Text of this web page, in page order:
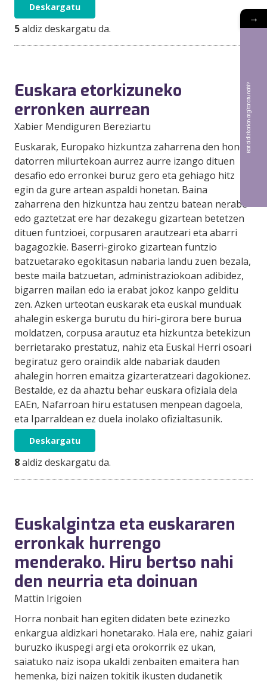
Deskargatu
5aldiz deskargatu da.
Euskara etorkizuneko
erronken aurrean
Xabier Mendiguren Bereziartu
Euskarak, Europako hizkuntza zaharrena den honek,
datorren milurtekoan aurrez aurre izango dituen
desafio edo erronkei buruz gero eta gehiago hitz
egin da gure artean aspaldi honetan. Baina
zaharrena den hizkuntza hau zentzu batean nerabe
edo gaztetzat ere har dezakegu gizartean betetzen
dituen funtzioei, corpusaren arautzeari eta abarri
bagagozkie. Baserri-giroko gizartean funtzio
batzuetarako egokitasun nabaria landu zuen bezala,
beste maila batzuetan, administraziokoan adibidez,
bigarren mailan edo ia erabat jokoz kanpo gelditu
zen. Azken urteotan euskarak eta euskal munduak
ahalegin eskerga burutu du hiri-girora bere burua
moldatzen, corpusa arautuz eta hizkuntza betekizun
berrietarako prestatuz, nahiz eta Euskal Herri osoari
begiratuz gero oraindik alde nabariak dauden
ahalegin horren emaitza gizarteratzeari dagokionez.
Bestalde, ez da ahaztu behar euskara ofiziala dela
EAEn, Nafarroan hiru estatusen menpean dagoela,
eta Iparraldean ez duela inolako ofizialtasunik.
Deskargatu
8aldiz deskargatu da.
Euskalgintza eta euskararen
erronkak hurrengo
menderako. Hiru bertso nahi
den neurria eta doinuan
Mattin Irigoien
Horra nonbait han egiten didaten bete ezinezko
enkargua aldizkari honetarako. Hala ere, nahiz gaiari
buruzko ikuspegi argi eta orokorrik ez ukan,
saiatuko naiz isopa ukaldi zenbaiten emaitera han
hemenka, bizi naizen tokitik ikusten dudanetik
→
Bat aldizkarian argitaratu nahi?